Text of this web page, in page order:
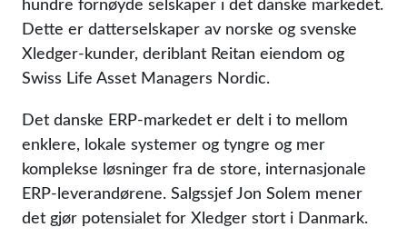
Dette er datterselskaper av norske og svenske
Xledger-kunder, deriblant Reitan eiendom og
Swiss Life Asset Managers Nordic.
Det danske ERP-markedet er delt i to mellom
enklere, lokale systemer og tyngre og mer
komplekse løsninger fra de store, internasjonale
ERP-leverandørene. Salgssjef Jon Solem mener
det gjør potensialet for Xledger stort i Danmark.